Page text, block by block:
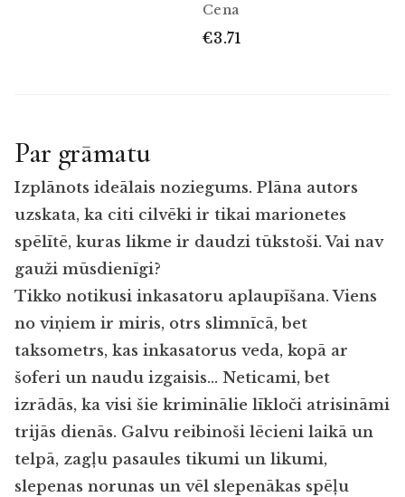
Cena
€3.71
Par grāmatu
Izplānots ideālais noziegums. Plāna autors
uzskata, ka citi cilvēki ir tikai marionetes
spēlītē, kuras likme ir daudzi tūkstoši. Vai nav
gauži mūsdienīgi?
Tikko notikusi inkasatoru aplaupīšana. Viens
no viņiem ir miris, otrs slimnīcā, bet
taksometrs, kas inkasatorus veda, kopā ar
šoferi un naudu izgaisis… Neticami, bet
izrādās, ka visi šie kriminālie līkloči atrisināmi
trijās dienās. Galvu reibinoši lēcieni laikā un
telpā, zagļu pasaules tikumi un likumi,
slepenas norunas un vēl slepenākas spēļu